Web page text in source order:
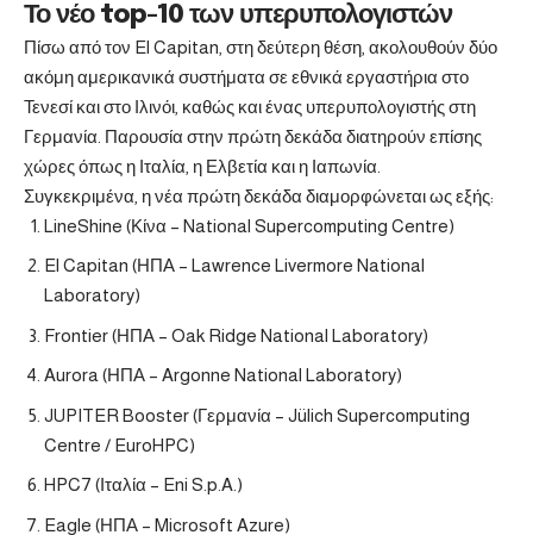
Το νέο top-10 των υπερυπολογιστών
Πίσω από τον El Capitan, στη δεύτερη θέση, ακολουθούν δύο
ακόμη αμερικανικά συστήματα σε εθνικά εργαστήρια στο
Τενεσί και στο Ιλινόι, καθώς και ένας υπερυπολογιστής στη
Γερμανία. Παρουσία στην πρώτη δεκάδα διατηρούν επίσης
χώρες όπως η Ιταλία, η Ελβετία και η Ιαπωνία.
Συγκεκριμένα, η νέα πρώτη δεκάδα διαμορφώνεται ως εξής:
LineShine (Κίνα – National Supercomputing Centre)
El Capitan (ΗΠΑ – Lawrence Livermore National
Laboratory)
Frontier (ΗΠΑ – Oak Ridge National Laboratory)
Aurora (ΗΠΑ – Argonne National Laboratory)
JUPITER Booster (Γερμανία – Jülich Supercomputing
Centre / EuroHPC)
HPC7 (Ιταλία – Eni S.p.A.)
Eagle (ΗΠΑ – Microsoft Azure)